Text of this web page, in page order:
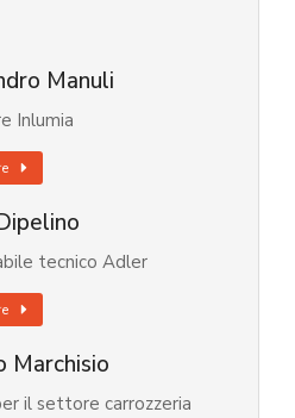
Manuli
Inlumia
tecnico Adler
Marchisio
il settore carrozzeria